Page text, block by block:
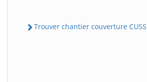
Trouver chantier couverture